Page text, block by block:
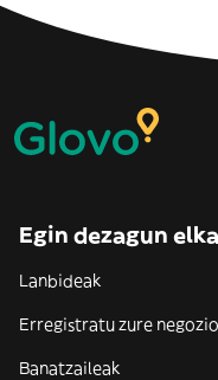
Egin dezagun
Lanbideak
Erregistratu zure
Banatzaileak